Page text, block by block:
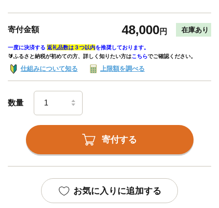
寄付金額 48,000円 在庫あり
一度に決済する 返礼品数は３つ以内を推奨しております。
🔰ふるさと納税が初めての方、詳しく知りたい方はこちらでご確認ください。
仕組みについて知る 上限額を調べる
数量
寄付する
お気に入りに追加する